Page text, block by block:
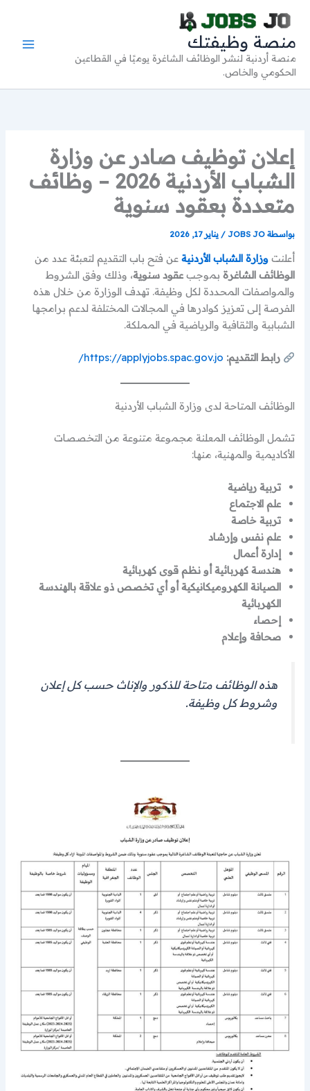
المحتوى
منصة وظيفتك
منصة أردنية لنشر الوظائف الشاغرة يوميًا في القطاعين
الحكومي والخاص.
إعلان توظيف صادر عن وزارة
الشباب الأردنية 2026 – وظائف
متعددة بعقود سنوية
بواسطة JOBS JO
/يناير 17, 2026
أعلنتوزارة الشباب الأردنية عن فتح باب التقديم لتعبئة عدد من
الوظائف الشاغرة بموجبعقود سنوية، وذلك وفق الشروط
والمواصفات المحددة لكل وظيفة. تهدف الوزارة من خلال هذه
الفرصة إلى تعزيز كوادرها في المجالات المختلفة لدعم برامجها
الشبابية والثقافية والرياضية في المملكة.
رابط التقديم: https://applyjobs.spac.gov.jo/
الوظائف المتاحة لدى وزارة الشباب الأردنية
تشمل الوظائف المعلنة مجموعة متنوعة من التخصصات
الأكاديمية والمهنية، منها:
تربية رياضية
علم الاجتماع
تربية خاصة
علم نفس وإرشاد
إدارة أعمال
هندسة كهربائية أو نظم قوى كهربائية
الصيانة الكهروميكانيكية أو أي تخصص ذو علاقة بالهندسة
الكهربائية
إحصاء
صحافة وإعلام
هذه الوظائف متاحة للذكور والإناث حسب كل إعلان
وشروط كل وظيفة.